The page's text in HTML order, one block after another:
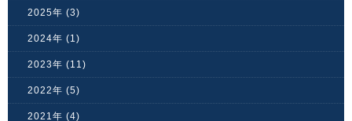
2025年 (3)
2024年 (1)
2023年 (11)
2022年 (5)
2021年 (4)